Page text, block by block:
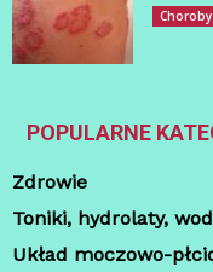
Choroby
POPULARNE
Zdrowie
Toniki, hydrolaty,
Układ moczowo-